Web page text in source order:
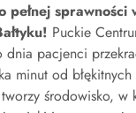
pełnej
Puckie
pacjenci
minut od
środowisko, w